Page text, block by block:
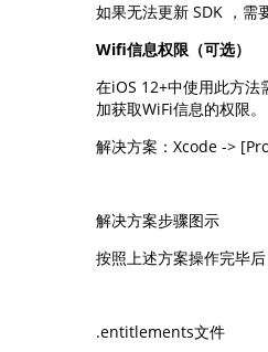
如果无法更新 SDK ，
Wifi信息权限（可选）
在iOS 12+中使用此方
加获取WiFi信息的权限。
解决方案：Xcode ->
解决方案步骤图示
按照上述方案操作完毕
.entitlements文件